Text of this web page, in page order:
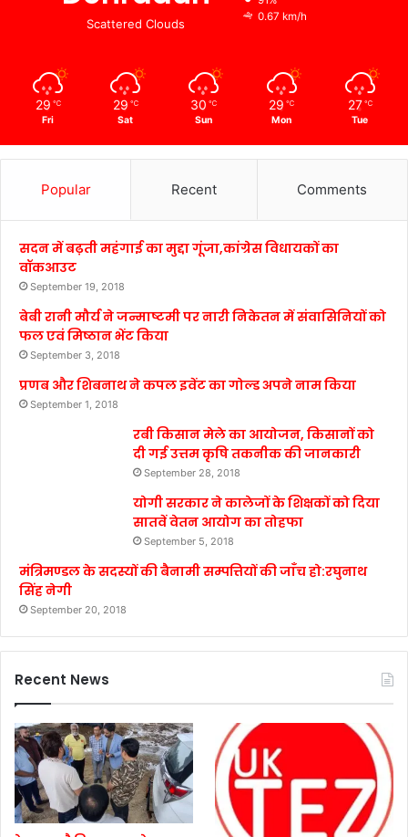
Scattered Clouds
0.67 km/h
29 ℃
Fri
29 ℃
Sat
30 ℃
Sun
29 ℃
Mon
27 ℃
Tue
Popular Recent Comments
सदन में बढ़ती महंगाई का मुद्दा गूंजा,कांग्रेस विधायकों का
वॉकआउट
September 19, 2018
बेबी रानी मौर्य ने जन्माष्टमी पर नारी निकेतन में संवासिनियों को
फल एवं मिष्ठान भेंट किया
September 3, 2018
प्रणब और शिबनाथ ने कपल इवेंट का गोल्ड अपने नाम किया
September 1, 2018
रबी किसान मेले का आयोजन, किसानों को
दी गई उत्तम कृषि तकनीक की जानकारी
September 28, 2018
योगी सरकार ने कालेजों के शिक्षकों को दिया
सातवें वेतन आयोग का तोहफा
September 5, 2018
मंत्रिमण्डल के सदस्यों की बैनामी सम्पत्तियों की जाँच हो:रघुनाथ
सिंह नेगी
September 20, 2018
Recent News